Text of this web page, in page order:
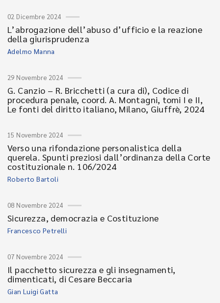
02 Dicembre 2024
L’abrogazione dell’abuso d’ufficio e la reazione
della giurisprudenza
Adelmo Manna
29 Novembre 2024
G. Canzio – R. Bricchetti (a cura di), Codice di
procedura penale, coord. A. Montagni, tomi I e II,
Le fonti del diritto italiano, Milano, Giuffrè, 2024
15 Novembre 2024
Verso una rifondazione personalistica della
querela. Spunti preziosi dall’ordinanza della Corte
costituzionale n. 106/2024
Roberto Bartoli
08 Novembre 2024
Sicurezza, democrazia e Costituzione
Francesco Petrelli
07 Novembre 2024
Il pacchetto sicurezza e gli insegnamenti,
dimenticati, di Cesare Beccaria
Gian Luigi Gatta